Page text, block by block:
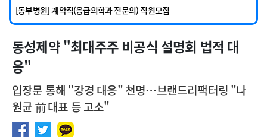
[동부병원] 계약직(응급의학과 전문의) 직원모집
[이대목동병원] 하반기 전공의(레지던트1년차) 모집
[서울아산병원] 2026년 하반기 인턴 모집
[영남대학교의료원] 마취통증의학과 임기제 임상의사 채용
동성제약 "최대주주 비공식 설명회 법적 대
응"
입장문 통해 "강경 대응" 천명…브랜드리팩터링 "나
원균 前 대표 등 고소"